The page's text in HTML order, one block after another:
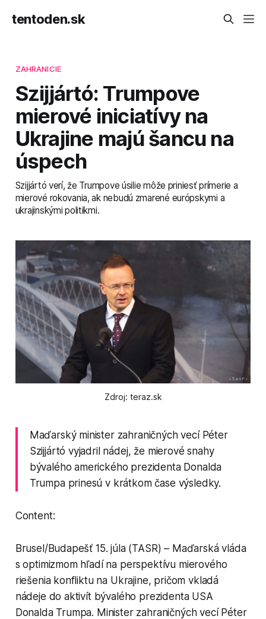
tentoden.sk
ZAHRANICIE
Szijjártó: Trumpove
mierové iniciatívy na
Ukrajine majú šancu na
úspech
Szijjártó verí, že Trumpove úsilie môže priniesť prímerie a
mierové rokovania, ak nebudú zmarené európskymi a
ukrajinskými politikmi.
Zdroj: teraz.sk
Maďarský minister zahraničných vecí Péter
Szijjártó vyjadril nádej, že mierové snahy
bývalého amerického prezidenta Donalda
Trumpa prinesú v krátkom čase výsledky.
Content:
Brusel/Budapešť 15. júla (TASR) – Maďarská vláda
s optimizmom hľadí na perspektívu mierového
riešenia konfliktu na Ukrajine, pričom vkladá
nádeje do aktivít bývalého prezidenta USA
Donalda Trumpa. Minister zahraničných vecí Péter